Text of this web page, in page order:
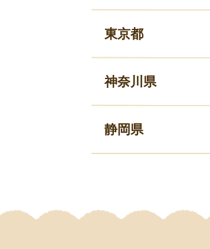
東京都
神奈川県
静岡県